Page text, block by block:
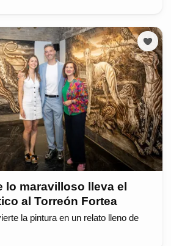
lo maravilloso lleva el
al Torreón Fortea
la pintura en un relato lleno de